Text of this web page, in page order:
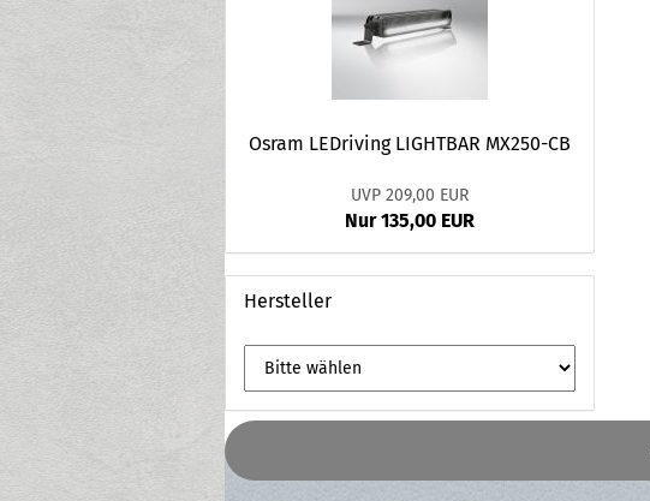
Osram LEDriving LIGHTBAR MX250-CB
UVP 209,00 EUR
Nur 135,00 EUR
Hersteller